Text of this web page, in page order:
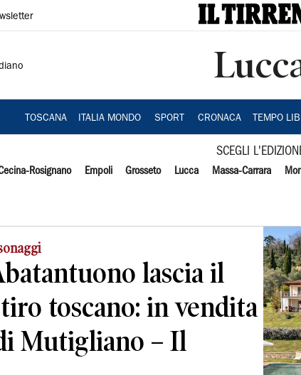
TOSCANA ITALIA MONDO SPORT CRONACA TEMPO
SCEGLI
Rosignano Empoli Grosseto Lucca Massa-Carrara
lascia il
toscano: in vendita
Mutigliano – Il